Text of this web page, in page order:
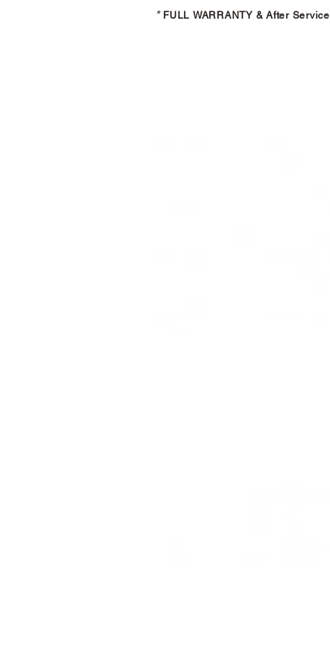
* FULL WARRANTY & After Service